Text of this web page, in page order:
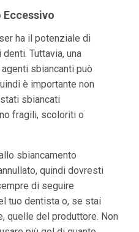
Eccessivo
ha il potenziale di
Tuttavia, una
sbiancanti può
è importante non
sbiancati
fragili, scoloriti o
sbiancamento
quindi dovresti
di seguire
tuo dentista o, se stai
quelle del produttore. Non